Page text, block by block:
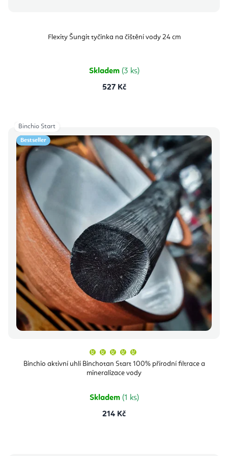
Flexity Šungit tyčinka na čištění vody 24 cm
Skladem (3 ks)
527 Kč
Bestseller
Binchio aktivní uhlí Binchotan Start 100% přírodní filtrace a
mineralizace vody
produktu
je
5,0
Skladem (1 ks)
214 Kč
Binchio Start